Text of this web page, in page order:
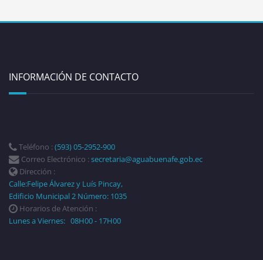
INFORMACIÓN DE CONTACTO
Teléfono : (593) 05-2952-900
Correo Electrónico : secretaria@aguabuenafe.gob.ec
Dirección :
Calle:Felipe Álvarez y Luís Pincay,
Edificio Municipal 2 Número: 1035
Horarios de Atención :
Lunes a Viernes: 08H00 - 17H00